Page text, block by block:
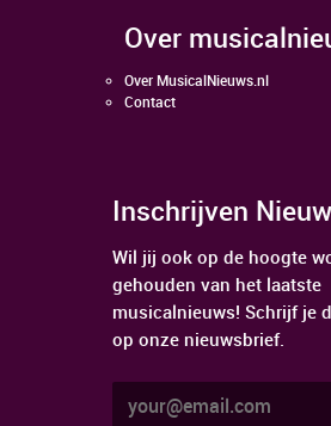
over
Over MusicalNieuws.nl
Contact
Inschrijven
Wil jij ook op de hoogte
gehouden van het laatste
musicalnieuws! Schrijf je
op onze nieuwsbrief.